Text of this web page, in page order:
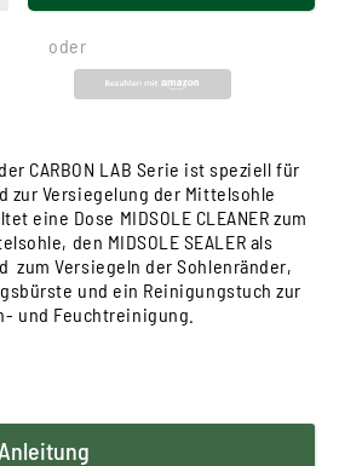
oder
CARBON LAB Serie ist speziell für
zur Versiegelung der Mittelsohle
eine Dose MIDSOLE CLEANER zum
den MIDSOLE SEALER als
zum Versiegeln der Sohlenränder,
und ein Reinigungstuch zur
und Feuchtreinigung.